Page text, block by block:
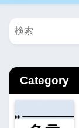
Category